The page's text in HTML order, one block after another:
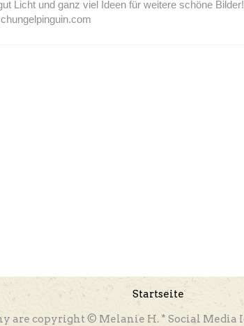
Licht und ganz viel Ideen für weitere schöne
Startseite
are copyright © Melanie H. * Social Media